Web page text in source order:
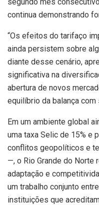
continua demonstrando
“Os efeitos do tarifaço
ainda persistem sobre
diante desse cenário,
significativa na
abertura de novos
equilíbrio da balança com
Em um ambiente global
uma taxa Selic de 15% e
conflitos geopolíticos e
—, o Rio Grande do Norte
adaptação e
um trabalho conjunto
instituições que